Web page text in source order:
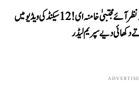
جنگ کے بعد پہلی بار نظر آئے مجتبیٰ خامنہ ای! 12 سیکنڈ کی ویڈیو میں
دیے سپریم لیڈر